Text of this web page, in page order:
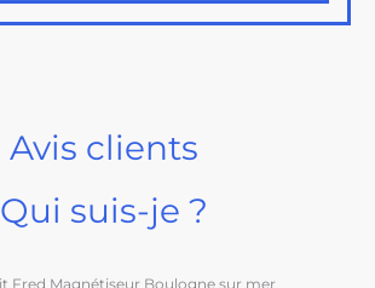
Avis clients
Qui suis-je ?